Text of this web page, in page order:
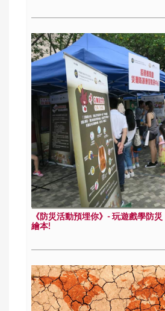
《防災活動預埋你》- 玩遊戲學防
繪本!